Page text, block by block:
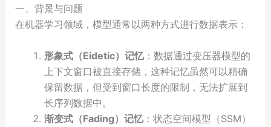
一、背景与问题
在机器学习领域，模型通常以两种方式进行数据表示：
形象式（Eidetic）记忆：数据通过变压器模型的
上下文窗口被直接存储，这种记忆虽然可以精确
保留数据，但受到窗口长度的限制，无法扩展到
长序列数据中。
渐变式（Fading）记忆：状态空间模型（SSM）